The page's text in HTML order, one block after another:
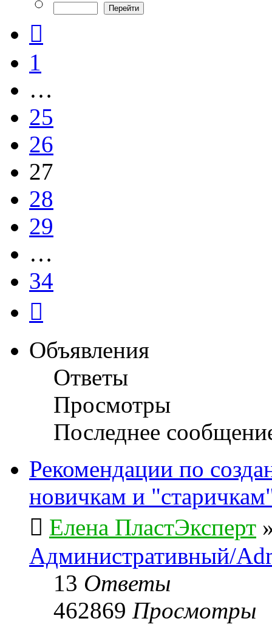
1
…
25
26
27
28
29
…
34
Объявления
Ответы
Просмотры
Последнее
Рекомендации по
новичкам и
Елена ПластЭксперт
Административный/
13 Ответы
462869 Просмотры